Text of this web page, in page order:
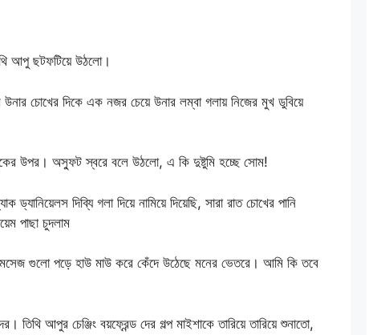
আপু ছটফটিয়ে উঠলো।
চোখের দিকে এক নজর চেয়ে উনার লম্বা গলায় নিজের মুখ ডুবিয়ে
উপর। অস্ফুট স্বরে বলে উঠলো, এ কি দুষ্টুমি হচ্ছে সোম!
দিব্যি গলা দিয়ে নামিয়ে দিয়েছি, সারা রাত চোখের পানি
পাছা চুদলাম
গুলো পড়ে হাউ মাউ করে কেঁদে উঠেছে মনের ভেতরে। আমি কি তবে
আপুর চেঞ্জিং বয়ফ্রেন্ড দের গল্প মাইশাকে তারিয়ে তারিয়ে শুনাতো,